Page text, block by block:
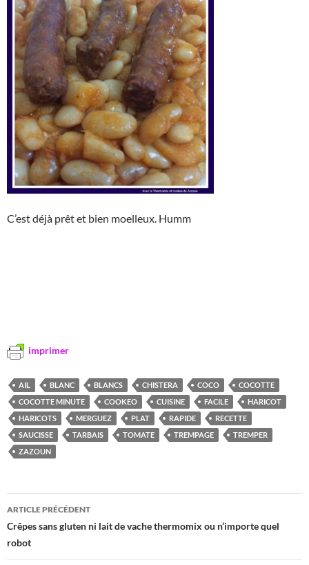
C’est déjà prêt et bien moelleux. Humm
imprimer
AIL BLANC BLANCS CHISTERA COCO
COCOTTE
COCOTTE MINUTE
COOKEO CUISINE FACILE
HARICOT
HARICOTS
MERGUEZ PLAT RAPIDE
RECETTE
SAUCISSE
TARBAIS TOMATE TREMPAGE
TREMPER
ZAZOUN
Navigation
des
articles
ARTICLE PRÉCÉDENT
Crêpes sans gluten ni lait de vache thermomix ou n’importe quel
robot